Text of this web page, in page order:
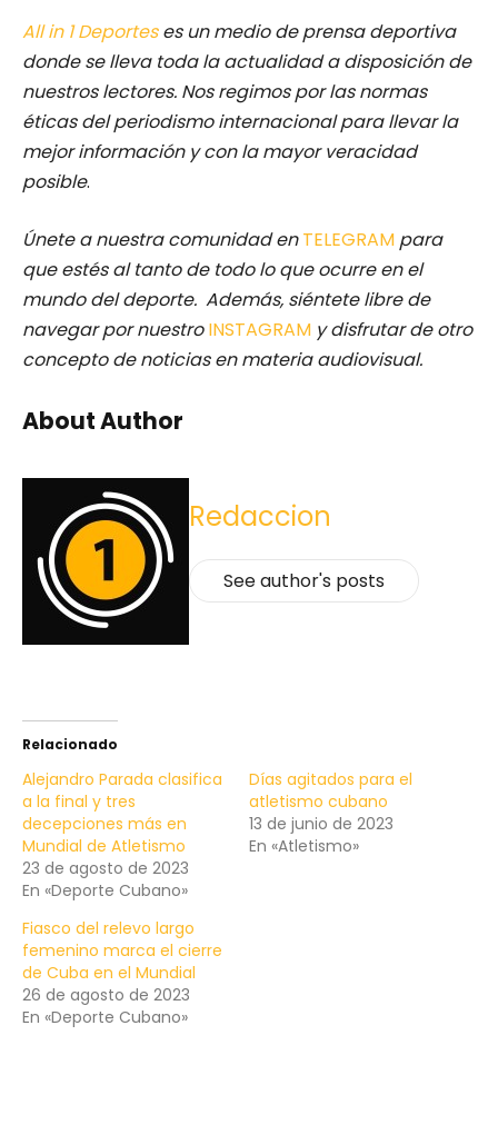
All in 1 Deporteses un medio de prensa deportiva
donde se lleva toda la actualidad a disposición de
nuestros lectores. Nos regimos por las normas
éticas del periodismo internacional para llevar la
mejor información y con la mayor veracidad
posible.
Únete a nuestra comunidad enTELEGRAM para
que estés al tanto de todo lo que ocurre en el
mundo del deporte. Además, siéntete libre de
navegar por nuestro INSTAGRAM y disfrutar de otro
concepto de noticias en materia audiovisual.
About Author
Redaccion
See author's posts
Relacionado
Alejandro Parada clasifica
a la final y tres
decepciones más en
Mundial de Atletismo
23 de agosto de 2023
En «Deporte Cubano»
Días agitados para el
atletismo cubano
13 de junio de 2023
En «Atletismo»
Fiasco del relevo largo
femenino marca el cierre
de Cuba en el Mundial
26 de agosto de 2023
En «Deporte Cubano»